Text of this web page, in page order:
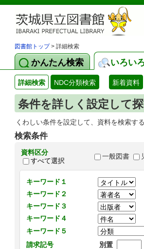
図書館トップ> 詳細検索
かんたん検索 いろい
詳細検索 NDC分類検索 新着資料
条件を詳しく設定して
くわしい条件を設定して、資料を検索す
検索条件
資料区分
すべて選択
一般図書
キーワード１
キーワード２
キーワード３
キーワード４
キーワード５
請求記号
別置